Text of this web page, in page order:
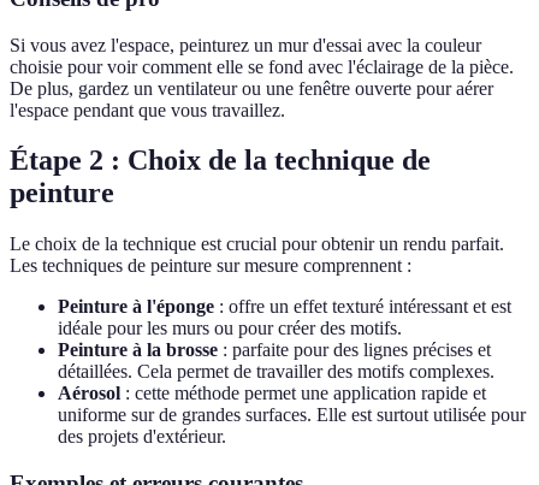
Si vous avez l'espace, peinturez un mur d'essai avec la couleur
choisie pour voir comment elle se fond avec l'éclairage de la pièce.
De plus, gardez un ventilateur ou une fenêtre ouverte pour aérer
l'espace pendant que vous travaillez.
Étape 2 : Choix de la technique de
peinture
Le choix de la technique est crucial pour obtenir un rendu parfait.
Les techniques de peinture sur mesure comprennent :
Peinture à l'éponge : offre un effet texturé intéressant et est
idéale pour les murs ou pour créer des motifs.
Peinture à la brosse : parfaite pour des lignes précises et
détaillées. Cela permet de travailler des motifs complexes.
Aérosol : cette méthode permet une application rapide et
uniforme sur de grandes surfaces. Elle est surtout utilisée pour
des projets d'extérieur.